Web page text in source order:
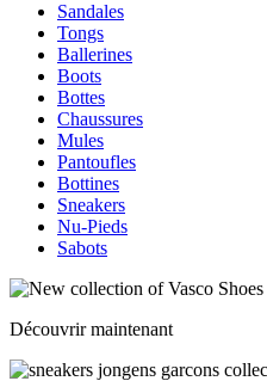
Sandales
Tongs
Ballerines
Boots
Bottes
Chaussures
Mules
Pantoufles
Bottines
Sneakers
Nu-Pieds
Sabots
Découvrir maintenant